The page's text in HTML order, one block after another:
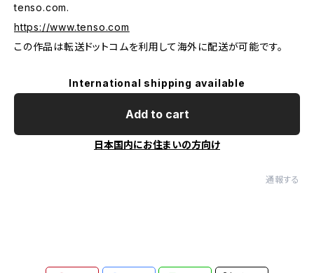
tenso.com.
https://www.tenso.com
この作品は転送ドットコムを利用して海外に配送が可能です。
International shipping available
Add to cart
日本国内にお住まいの方向け
通報する